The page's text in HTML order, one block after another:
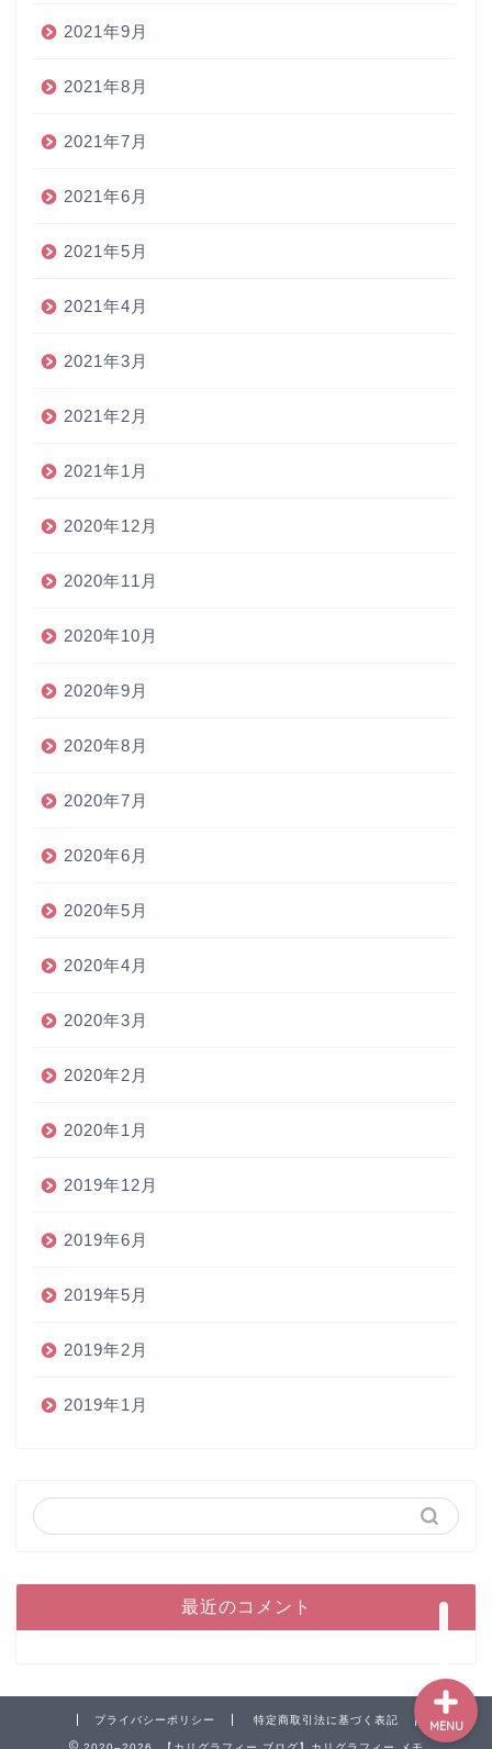
2021年9月
2021年8月
2021年7月
2021年6月
2021年5月
2021年4月
2021年3月
2021年2月
2021年1月
2020年12月
2020年11月
2020年10月
2020年9月
2020年8月
2020年7月
2020年6月
2020年5月
2020年4月
2020年3月
2020年2月
2020年1月
2019年12月
2019年6月
2019年5月
2019年2月
2019年1月
最近のコメント
プライバシーポリシー 特定商取引法に基づく表記 MENU
インク